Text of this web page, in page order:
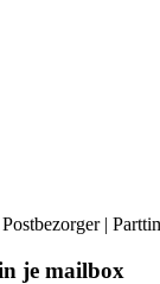
|
je mailbox